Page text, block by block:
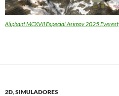
Aliphant MCXVII Especial Asimov 2025 Everest
2D,SIMULADORES